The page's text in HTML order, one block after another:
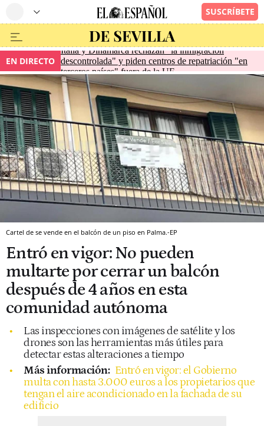
EN DIRECTO
Italia y Dinamarca rechazan "la inmigración
descontrolada" y piden centros de repatriación "en
terceros países" fuera de la UE
Cartel de se vende en el balcón de un piso en Palma.-EP
Entró en vigor: No pueden
multarte por cerrar un balcón
después de 4 años en esta
comunidad autónoma
Las inspecciones con imágenes de satélite y los
drones son las herramientas más útiles para
detectar estas alteraciones a tiempo
Más información: Entró en vigor: el Gobierno
multa con hasta 3.000 euros a los propietarios que
tengan el aire acondicionado en la fachada de su
edificio